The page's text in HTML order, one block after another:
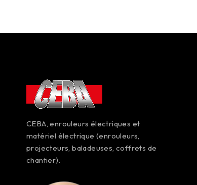
CEBA, enrouleurs électriques et
matériel électrique (enrouleurs,
projecteurs, baladeuses, coffrets de
chantier).